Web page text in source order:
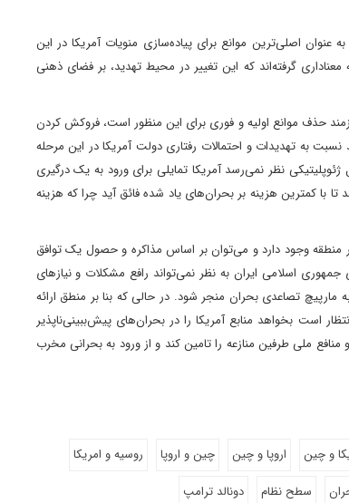
عنوان اصلی‌ترین موانع برای پیاده‌سازی منویات آمریکا در این
گرفته‌اند که این تغییر در محیط تهدید، بر فضای ذهنی
حذف موانع اولیه و فوری برای این منظور است، فروکش کردن
به تهدیدات و احتمالات رفتاری دولت آمریکا در این مرحله
نظر نمی‌رسد آمریکا تمایلی برای ورود به یک درگیری
کمترین هزینه بر بحران‌های یاد شده فائق آید چرا که هزینه
وجود دارد و می‌توان بر اساس مذاکره و حصول یک توافق
اسلامی ایران به نظر نمی‌تواند رافع مشکلات و نیازهای
تصاعدی بحران منجر شود‌. در حالی که بنا بر منطق ارائه
است بخواهد منابع آمریکا را در بحران‌های پیش‌ببینی‌ناپذیر
ملی طرفین منازعه را تامین کند و از ورود به بحرانی مخرب
و چین اروپا و چین چین و اروپا
روسیه و امریکا
سطح نظام دونالد ترامپ